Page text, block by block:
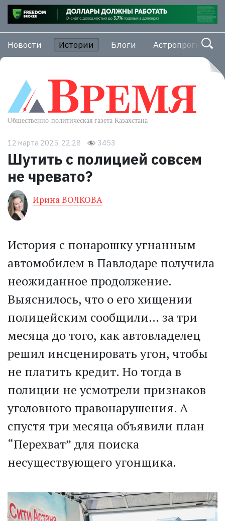
Новости Истории Блоги Астропрогноз
12 марта 2025, 22:28 3453
Шутить с полицией совсем
не чревато?
Ирина ВОЛКОВА
История с понарошку угнанным
автомобилем в Павлодаре получила
неожиданное продолжение.
Выяснилось, что о его хищении
полицейским сообщили… за три
месяца до того, как автовладелец
решил инсценировать угон, чтобы
не платить кредит. Но тогда в
полиции не усмотрели признаков
уголовного правонарушения. А
спустя три месяца объявили план
“Перехват” для поиска
несуществующего угонщика.